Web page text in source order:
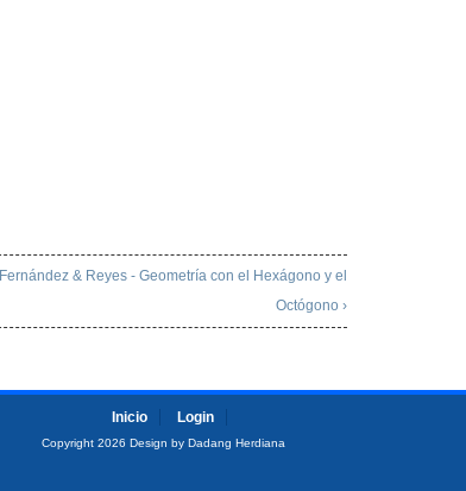
Fernández & Reyes - Geometría con el Hexágono y el
Octógono ›
Inicio Login
Copyright 2026 Design by Dadang Herdiana